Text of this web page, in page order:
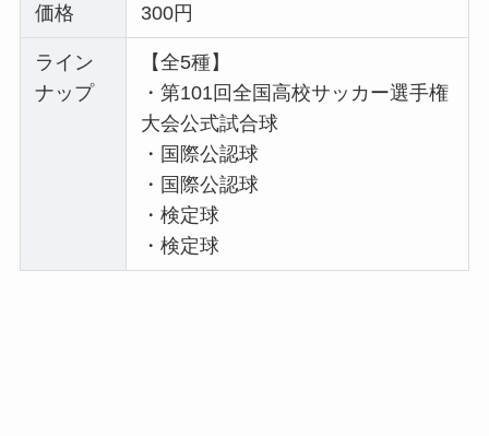
価格 300円
ライン
ナップ
【全5種】
・第101回全国高校サッカー選手権
大会公式試合球
・国際公認球
・国際公認球
・検定球
・検定球